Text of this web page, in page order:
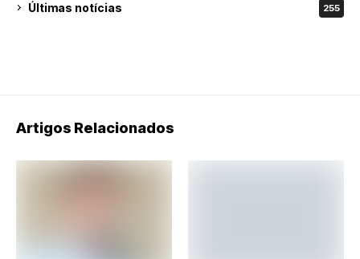
Últimas notícias 255
Artigos Relacionados